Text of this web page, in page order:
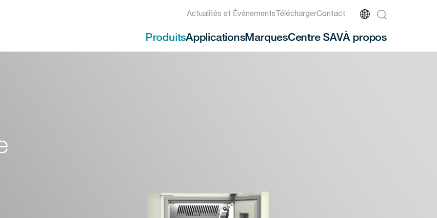
Actualités et ÉvénementsTéléchargerContact
ProduitsApplicationsMarquesCentre SAVÀ propos